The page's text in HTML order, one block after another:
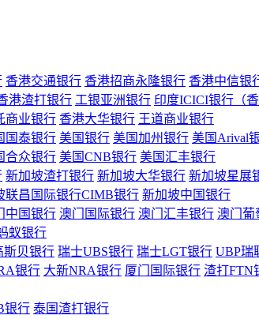
香港交通银行 香港招商永隆银行 香港中信银
港渣打银行 工银亚洲银行 印度ICICI银行（香
商业银行 香港大华银行 王道商业银行
国泰银行 美国银行 美国加州银行 美国Arival
合众银行 美国CNB银行 美国汇丰银行
新加坡渣打银行 新加坡大华银行 新加坡星展
联昌国际银行CIMB银行 新加坡中国银行
中国银行 澳门国际银行 澳门汇丰银行 澳门葡
蚁银行
斯贝银行 瑞士UBS银行 瑞士LGT银行 UBP瑞
银行 大新NRA银行 厦门国际银行 渣打FTN
银行 泰国渣打银行